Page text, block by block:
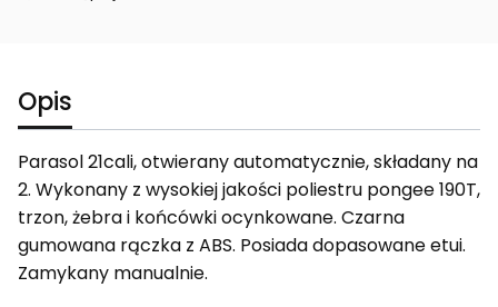
Opis
Parasol 21cali, otwierany automatycznie, składany na
2. Wykonany z wysokiej jakości poliestru pongee 190T,
trzon, żebra i końcówki ocynkowane. Czarna
gumowana rączka z ABS. Posiada dopasowane etui.
Zamykany manualnie.